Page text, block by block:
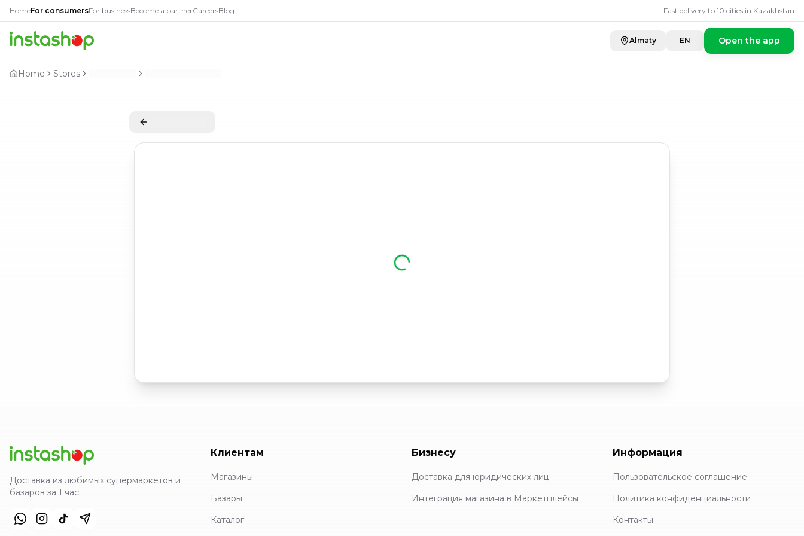
HomeFor consumersFor businessBecome a partnerCareersBlog Fast delivery to 10 cities in Kazakhstan
Almaty EN Open the app
Home Stores
Доставка из любимых супермаркетов и
базаров за 1 час
Клиентам
Магазины
Базары
Каталог
Бизнесу
Доставка для юридических лиц
Интеграция магазина в Маркетплейсы
Информация
Пользовательское соглашение
Политика конфиденциальности
Контакты